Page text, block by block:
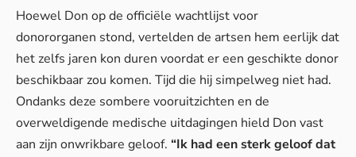
Hoewel Don op de officiële wachtlijst voor
donororganen stond, vertelden de artsen hem eerlijk dat
het zelfs jaren kon duren voordat er een geschikte donor
beschikbaar zou komen. Tijd die hij simpelweg niet had.
Ondanks deze sombere vooruitzichten en de
overweldigende medische uitdagingen hield Don vast
aan zijn onwrikbare geloof. “Ik had een sterk geloof dat